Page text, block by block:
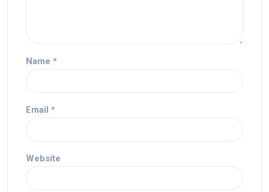
Name *
Email *
Website